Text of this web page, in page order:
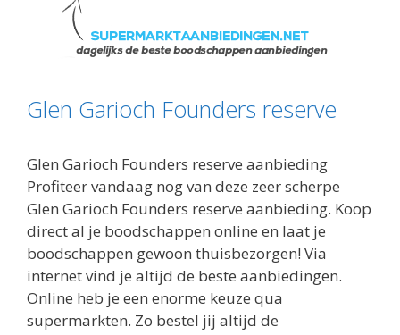
Glen Garioch Founders reserve
Glen Garioch Founders reserve aanbieding
Profiteer vandaag nog van deze zeer scherpe
Glen Garioch Founders reserve aanbieding. Koop
direct al je boodschappen online en laat je
boodschappen gewoon thuisbezorgen! Via
internet vind je altijd de beste aanbiedingen.
Online heb je een enorme keuze qua
supermarkten. Zo bestel jij altijd de